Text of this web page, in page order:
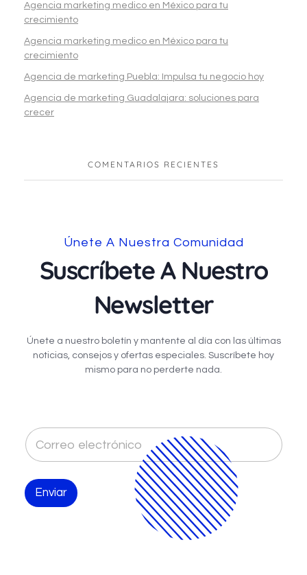
Agencia marketing medico en México para tu
crecimiento
Agencia marketing medico en México para tu
crecimiento
Agencia de marketing Puebla: Impulsa tu negocio hoy
Agencia de marketing Guadalajara: soluciones para
crecer
COMENTARIOS RECIENTES
Únete A Nuestra Comunidad
Suscríbete A Nuestro
Newsletter
Únete a nuestro boletín y mantente al día con las últimas
noticias, consejos y ofertas especiales. Suscríbete hoy
mismo para no perderte nada.
C
o
e
o
Enviar